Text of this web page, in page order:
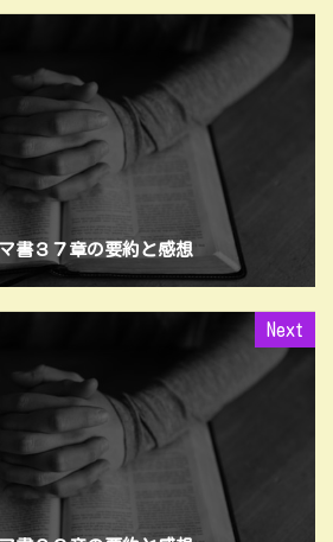
書３７章の要約と感想
Next